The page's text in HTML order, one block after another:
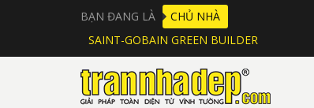
BẠN ĐANG LÀ
CHỦ NHÀ
SAINT-GOBAIN GREEN BUILDER